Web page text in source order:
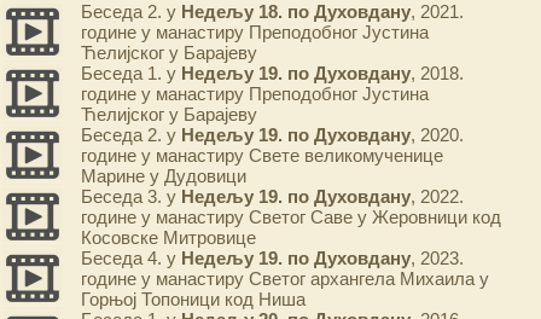
Беседа 2. у Недељу 18. по Духовдану, 2021.
године у манастиру Преподобног Јустина
Ћелијског у Барајеву
Беседа 1. у Недељу 19. по Духовдану, 2018.
године у манастиру Преподобног Јустина
Ћелијског у Барајеву
Беседа 2. у Недељу 19. по Духовдану, 2020.
године у манастиру Свете великомученице
Марине у Дудовици
Беседа 3. у Недељу 19. по Духовдану, 2022.
године у манастиру Светог Саве у Жеровници код
Косовске Митровице
Беседа 4. у Недељу 19. по Духовдану, 2023.
године у манастиру Светог архангела Михаила у
Горњој Топоници код Ниша